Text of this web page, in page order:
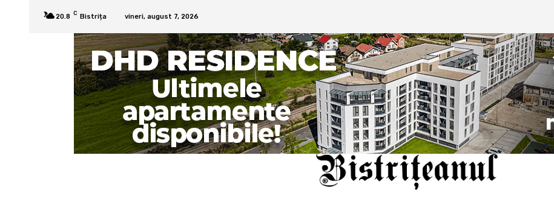
20.8 C Bistrița vineri, august 7, 2026